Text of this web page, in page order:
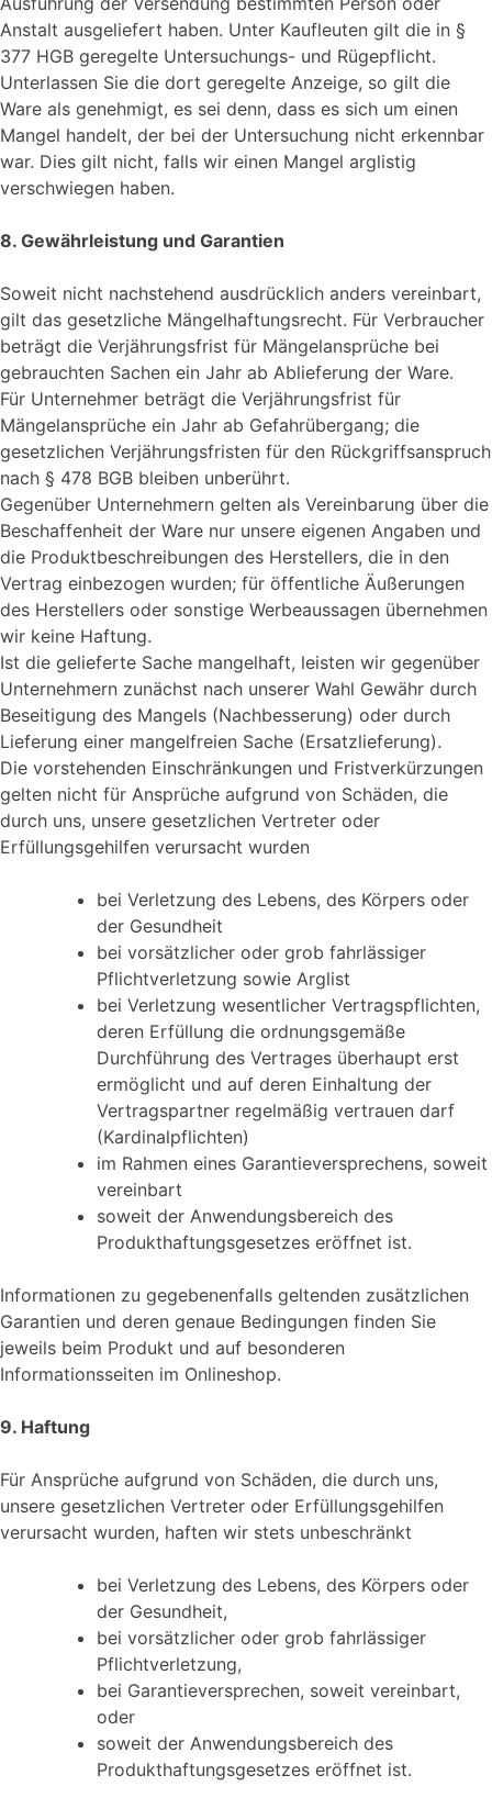
Anstalt ausgeliefert haben. Unter Kaufleuten gilt die in §
377 HGB geregelte Untersuchungs- und Rügepflicht.
Unterlassen Sie die dort geregelte Anzeige, so gilt die
Ware als genehmigt, es sei denn, dass es sich um einen
Mangel handelt, der bei der Untersuchung nicht erkennbar
war. Dies gilt nicht, falls wir einen Mangel arglistig
verschwiegen haben.
8. Gewährleistung und Garantien
Soweit nicht nachstehend ausdrücklich anders vereinbart,
gilt das gesetzliche Mängelhaftungsrecht. Für Verbraucher
beträgt die Verjährungsfrist für Mängelansprüche bei
gebrauchten Sachen ein Jahr ab Ablieferung der Ware.
Für Unternehmer beträgt die Verjährungsfrist für
Mängelansprüche ein Jahr ab Gefahrübergang; die
gesetzlichen Verjährungsfristen für den Rückgriffsanspruch
nach § 478 BGB bleiben unberührt.
Gegenüber Unternehmern gelten als Vereinbarung über die
Beschaffenheit der Ware nur unsere eigenen Angaben und
die Produktbeschreibungen des Herstellers, die in den
Vertrag einbezogen wurden; für öffentliche Äußerungen
des Herstellers oder sonstige Werbeaussagen übernehmen
wir keine Haftung.
Ist die gelieferte Sache mangelhaft, leisten wir gegenüber
Unternehmern zunächst nach unserer Wahl Gewähr durch
Beseitigung des Mangels (Nachbesserung) oder durch
Lieferung einer mangelfreien Sache (Ersatzlieferung).
Die vorstehenden Einschränkungen und Fristverkürzungen
gelten nicht für Ansprüche aufgrund von Schäden, die
durch uns, unsere gesetzlichen Vertreter oder
Erfüllungsgehilfen verursacht wurden
bei Verletzung des Lebens, des Körpers oder
der Gesundheit
bei vorsätzlicher oder grob fahrlässiger
Pflichtverletzung sowie Arglist
bei Verletzung wesentlicher Vertragspflichten,
deren Erfüllung die ordnungsgemäße
Durchführung des Vertrages überhaupt erst
ermöglicht und auf deren Einhaltung der
Vertragspartner regelmäßig vertrauen darf
(Kardinalpflichten)
im Rahmen eines Garantieversprechens, soweit
vereinbart
soweit der Anwendungsbereich des
Produkthaftungsgesetzes eröffnet ist.
Informationen zu gegebenenfalls geltenden zusätzlichen
Garantien und deren genaue Bedingungen finden Sie
jeweils beim Produkt und auf besonderen
Informationsseiten im Onlineshop.
9. Haftung
Für Ansprüche aufgrund von Schäden, die durch uns,
unsere gesetzlichen Vertreter oder Erfüllungsgehilfen
verursacht wurden, haften wir stets unbeschränkt
bei Verletzung des Lebens, des Körpers oder
der Gesundheit,
bei vorsätzlicher oder grob fahrlässiger
Pflichtverletzung,
bei Garantieversprechen, soweit vereinbart,
oder
soweit der Anwendungsbereich des
Produkthaftungsgesetzes eröffnet ist.